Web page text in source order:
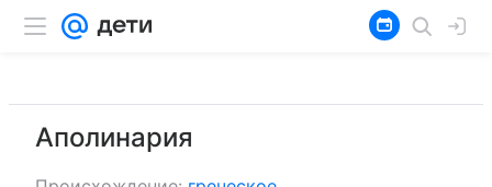
Аполинария